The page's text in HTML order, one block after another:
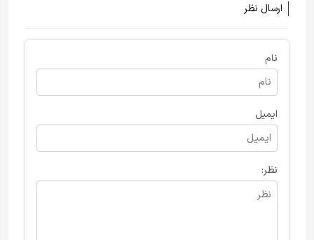
ارسال نظر
نام
ایمیل
نظر: